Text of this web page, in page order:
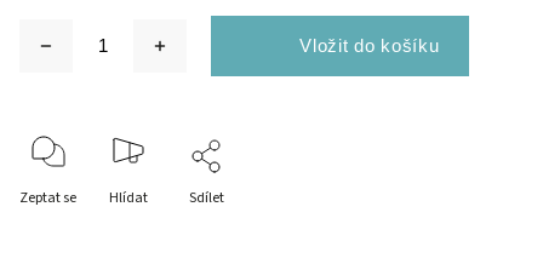
Zeptat se Hlídat Sdílet